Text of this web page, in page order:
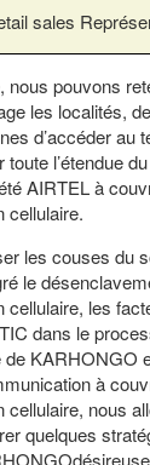
sales
nous pouvons
les localités,
d’accéder au
l’étendue
AIRTEL à
cellulaire.
les couses du
le
cellulaire, les
dans le
KARHONGO
à
cellulaire, nous
quelques